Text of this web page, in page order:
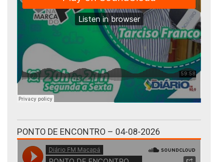
PONTO DE ENCONTRO – 04-08-2026